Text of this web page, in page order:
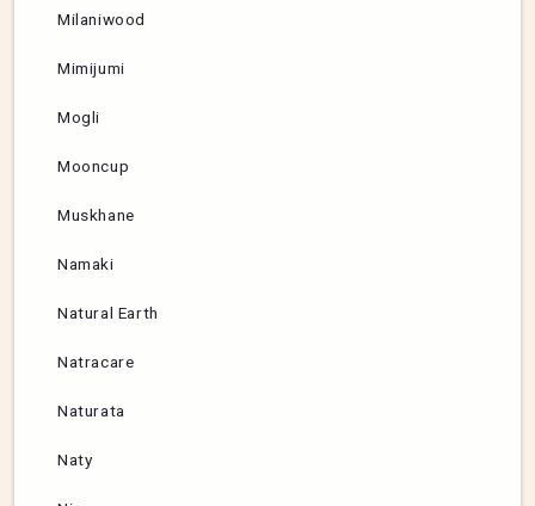
Milaniwood
Mimijumi
Mogli
Mooncup
Muskhane
Namaki
Natural Earth
Natracare
Naturata
Naty